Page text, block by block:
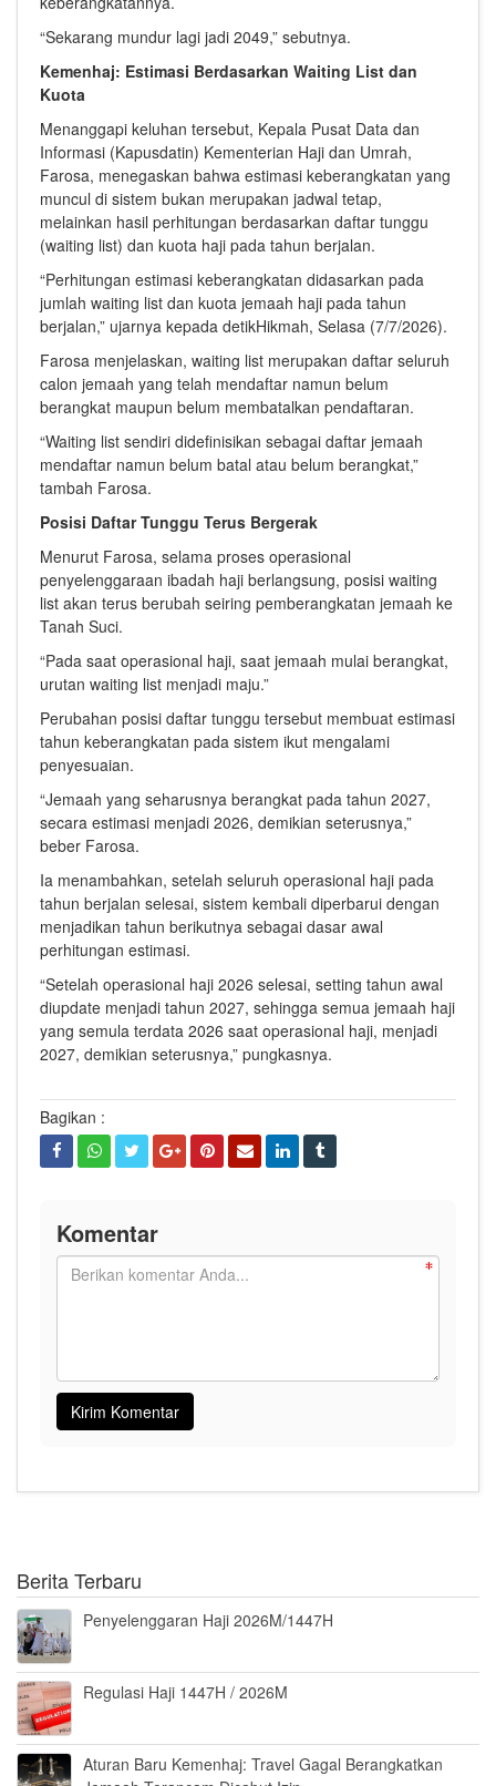
“Sekarang mundur lagi jadi 2049,” sebutnya.
Kemenhaj: Estimasi Berdasarkan Waiting List dan
Kuota
Menanggapi keluhan tersebut, Kepala Pusat Data dan
Informasi (Kapusdatin) Kementerian Haji dan Umrah,
Farosa, menegaskan bahwa estimasi keberangkatan yang
muncul di sistem bukan merupakan jadwal tetap,
melainkan hasil perhitungan berdasarkan daftar tunggu
(waiting list) dan kuota haji pada tahun berjalan.
“Perhitungan estimasi keberangkatan didasarkan pada
jumlah waiting list dan kuota jemaah haji pada tahun
berjalan,” ujarnya kepada detikHikmah, Selasa (7/7/2026).
Farosa menjelaskan, waiting list merupakan daftar seluruh
calon jemaah yang telah mendaftar namun belum
berangkat maupun belum membatalkan pendaftaran.
“Waiting list sendiri didefinisikan sebagai daftar jemaah
mendaftar namun belum batal atau belum berangkat,”
tambah Farosa.
Posisi Daftar Tunggu Terus Bergerak
Menurut Farosa, selama proses operasional
penyelenggaraan ibadah haji berlangsung, posisi waiting
list akan terus berubah seiring pemberangkatan jemaah ke
Tanah Suci.
“Pada saat operasional haji, saat jemaah mulai berangkat,
urutan waiting list menjadi maju.”
Perubahan posisi daftar tunggu tersebut membuat estimasi
tahun keberangkatan pada sistem ikut mengalami
penyesuaian.
“Jemaah yang seharusnya berangkat pada tahun 2027,
secara estimasi menjadi 2026, demikian seterusnya,”
beber Farosa.
Ia menambahkan, setelah seluruh operasional haji pada
tahun berjalan selesai, sistem kembali diperbarui dengan
menjadikan tahun berikutnya sebagai dasar awal
perhitungan estimasi.
“Setelah operasional haji 2026 selesai, setting tahun awal
diupdate menjadi tahun 2027, sehingga semua jemaah haji
yang semula terdata 2026 saat operasional haji, menjadi
2027, demikian seterusnya,” pungkasnya.
Bagikan :
Komentar
Berita Terbaru
Penyelenggaran Haji 2026M/1447H
Regulasi Haji 1447H / 2026M
Aturan Baru Kemenhaj: Travel Gagal Berangkatkan